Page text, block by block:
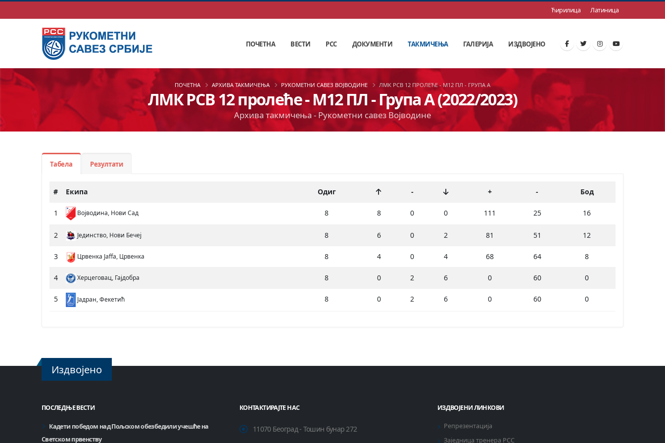
Ћирилица Латиница
ПОЧЕТНА ВЕСТИ РСС ДОКУМЕНТИ ТАКМИЧЕЊА ГАЛЕРИЈА ИЗДВОЈЕНО
ЛМК РСВ 12 пролеће - М12 ПЛ - Група А (2022/2023)
Архива такмичења - Рукометни савез Војводине
ПОЧЕТНА АРХИВА ТАКМИЧЕЊА РУКОМЕТНИ САВЕЗ ВОЈВОДИНЕ ЛМК РСВ 12 ПРОЛЕЋЕ - М12 ПЛ - ГРУПА А
Табела Резултати
# Екипа Одиг - + - Бод
1 Војводина, Нови Сад 8 8 0 0 111 25 16
2 Јединство, Нови Бечеј 8 6 0 2 81 51 12
3 Црвенка Jaffa, Црвенка 8 4 0 4 68 64 8
4 Херцеговац, Гајдобра 8 0 2 6 0 60 0
5 Јадран, Фекетић 8 0 2 6 0 60 0
Издвојено
ПОСЛЕДЊЕ ВЕСТИ
Кадети победом над Пољском обезбедили учешће на
Светском првенству
КОНТАКТИРАЈТЕ НАС
11070 Београд - Тошин бунар 272
ИЗДВОЈЕНИ ЛИНКОВИ
Репрезентација
Заједница тренера РСС